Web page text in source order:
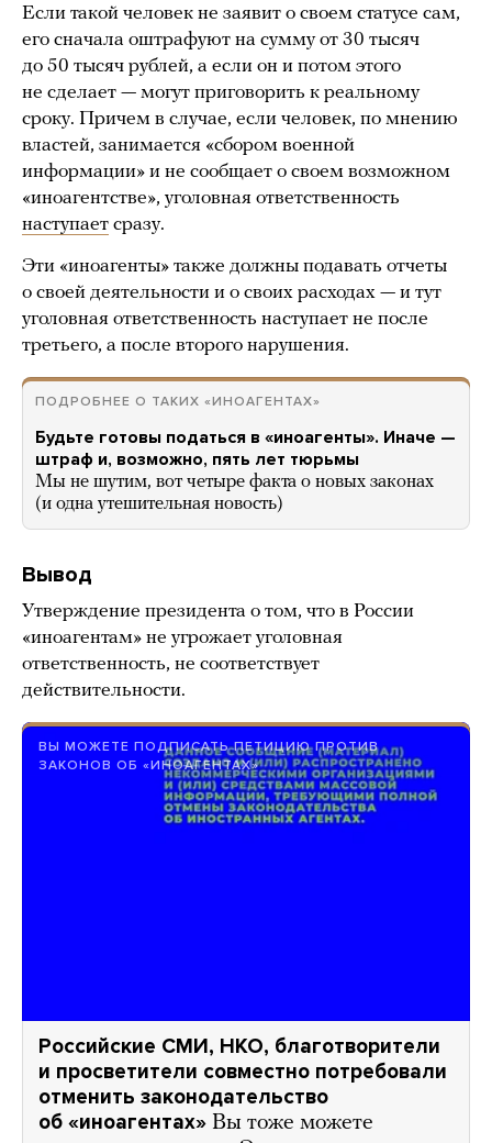
Если такой человек не заявит о своем статусе сам,
его сначала оштрафуют на сумму от 30 тысяч
до 50 тысяч рублей, а если он и потом этого
не сделает — могут приговорить к реальному
сроку. Причем в случае, если человек, по мнению
властей, занимается «сбором военной
информации» и не сообщает о своем возможном
«иноагентстве», уголовная ответственность
наступает сразу.
Эти «иноагенты» также должны подавать отчеты
о своей деятельности и о своих расходах — и тут
уголовная ответственность наступает не после
третьего, а после второго нарушения.
ПОДРОБНЕЕ О ТАКИХ «ИНОАГЕНТАХ»
Будьте готовы податься в «иноагенты». Иначе —
штраф и, возможно, пять лет тюрьмы
Мы не шутим, вот четыре факта о новых законах
(и одна утешительная новость)
Вывод
Утверждение президента о том, что в России
«иноагентам» не угрожает уголовная
ответственность, не соответствует
действительности.
ВЫ МОЖЕТЕ ПОДПИСАТЬ ПЕТИЦИЮ ПРОТИВ
ЗАКОНОВ ОБ «ИНОАГЕНТАХ»
Российские СМИ, НКО, благотворители
и просветители совместно потребовали
отменить законодательство
об «иноагентах» Вы тоже можете